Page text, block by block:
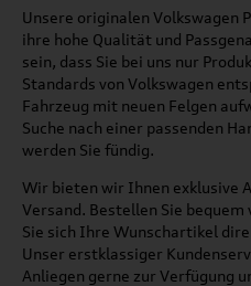
Unsere originalen Volkswagen
ihre hohe Qualität und
sein, dass Sie bei uns nur
Standards von Volkswagen
Fahrzeug mit neuen Felgen
Suche nach einer passenden
werden Sie fündig.
Wir bieten wir Ihnen exklusive
Versand. Bestellen Sie bequem
Sie sich Ihre Wunschartikel
Unser erstklassiger
Anliegen gerne zur Verfügung